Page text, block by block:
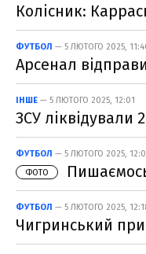
Колісник:
ФУТБОЛ — 5 ЛЮТОГО 2025,
Арсенал
ІНШЕ — 5 ЛЮТОГО 2025, 12:01
ЗСУ
ФУТБОЛ — 5 ЛЮТОГО 2025,
ФОТО
ФУТБОЛ — 5 ЛЮТОГО 2025,
Чигринський